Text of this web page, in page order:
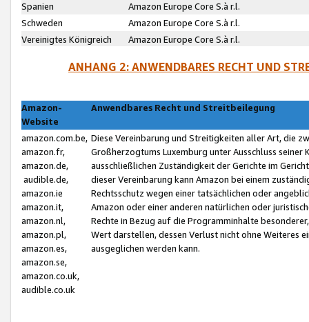
Spanien
Amazon Europe Core S.à r.l.
Schweden
Amazon Europe Core S.à r.l.
Vereinigtes Königreich
Amazon Europe Core S.à r.l.
ANHANG 2: ANWENDBARES RECHT UND
Amazon-
Website
Anwendbares Recht und Streitbeilegung
amazon.com.be,
amazon.fr,
amazon.de,
audible.de,
amazon.ie
amazon.it,
amazon.nl,
amazon.pl,
amazon.es,
amazon.se,
amazon.co.uk,
audible.co.uk
Diese Vereinbarung und Streitigkeiten aller Art, die
Großherzogtums Luxemburg unter Ausschluss
ausschließlichen Zuständigkeit der Gerichte im
dieser Vereinbarung kann Amazon bei einem
Rechtsschutz wegen einer tatsächlichen oder
Amazon oder einer anderen natürlichen oder
Rechte in Bezug auf die Programminhalte
Wert darstellen, dessen Verlust nicht ohne Weiteres
ausgeglichen werden kann.